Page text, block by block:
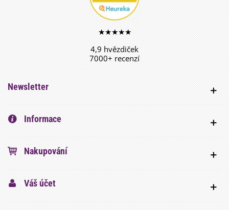
★★★★★
4,9 hvězdiček
7000+ recenzí
Newsletter
Informace
Nakupování
Váš účet